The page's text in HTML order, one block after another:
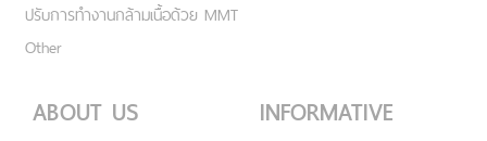
ปรับการทำงานกล้ามเนื้อด้วย MMT
Other
ABOUT US INFORMATIVE